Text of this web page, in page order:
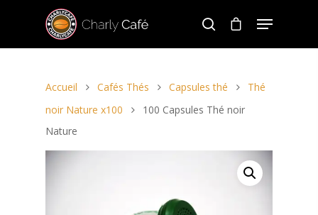
Hit enter to search or ESC to close
Accueil Cafés Thés Capsules thé
Thé
noir Nature x100
100 Capsules Thé noir
Nature